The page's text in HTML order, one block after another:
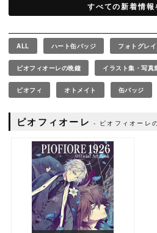
すべての新着情報
ALL ハート缶バッジ フォトグレイ
ピオフィオーレの晩鐘 イラスト集・写真
ピオフィ オトメイト 缶バッジ
ピオフィオーレ ピオフィオーレ